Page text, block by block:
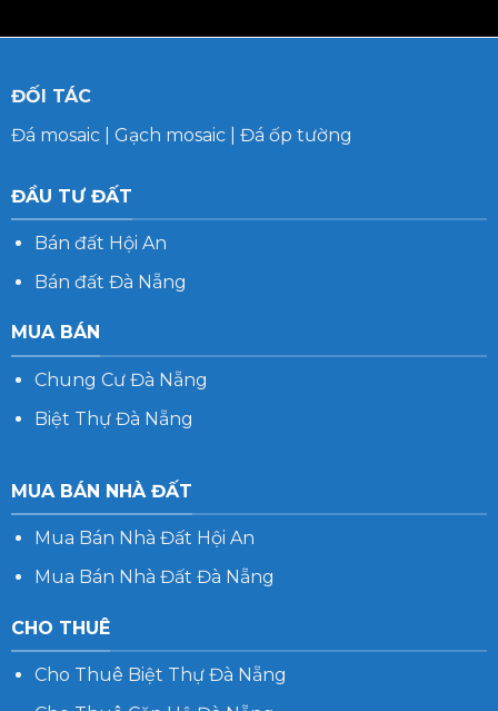
ĐỐI TÁC
Đá mosaic| Gạch mosaic| Đá ốp tường
ĐẦU TƯ ĐẤT
Bán đất Hội An
Bán đất Đà Nẵng
MUA BÁN
Chung Cư Đà Nẵng
Biệt Thự Đà Nẵng
MUA BÁN NHÀ ĐẤT
Mua Bán Nhà Đất Hội An
Mua Bán Nhà Đất Đà Nẵng
CHO THUÊ
Cho Thuê Biệt Thự Đà Nẵng